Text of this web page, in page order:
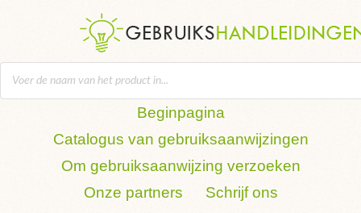
Beginpagina
Catalogus van gebruiksaanwijzingen
Om gebruiksaanwijzing verzoeken
Onze partners
Schrijf ons